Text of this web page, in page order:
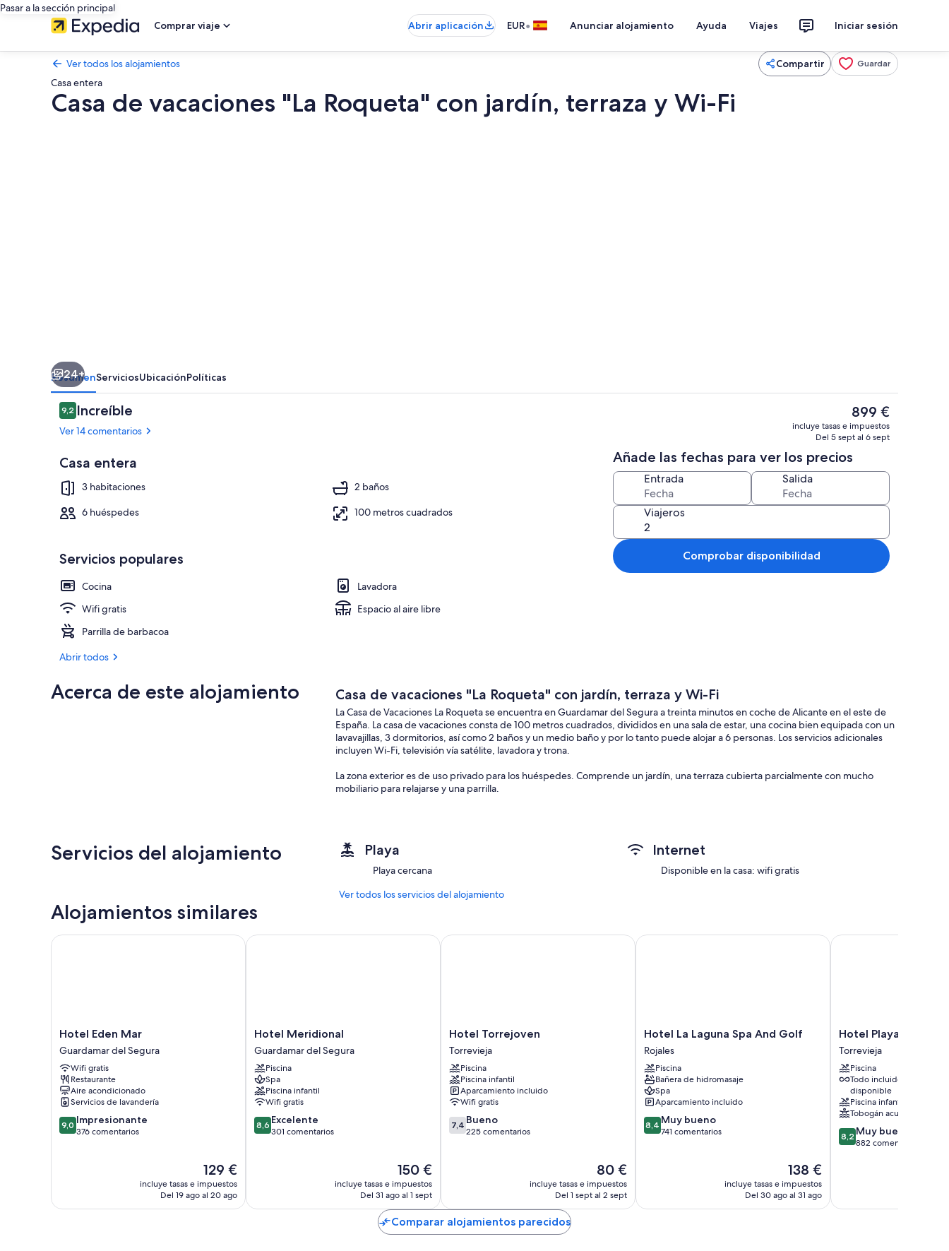
Pasar a la sección principal
Comprar viaje
Abrir aplicación EUR• Anunciar alojamiento Ayuda Viajes Iniciar sesión
Ver todos los alojamientos Compartir Guardar
Casa entera
Casa de vacaciones "La Roqueta" con jardín, terraza y Wi-Fi
terraza
y
Wi-
Fi
Ubicación cercana a la playa
Una televisión
24+
ResumenServiciosUbicaciónPolíticas
Comentarios
9,29,2 de 10
Increíble
Ver 14 comentarios
Casa entera
3 habitaciones
2 baños
6 huéspedes
100 metros cuadrados
Servicios populares
Cocina
Lavadora
Wifi gratis
Espacio al aire libre
Parrilla de barbacoa
Abrir todos
El
precio
actual
de
899 €
899 €
incluye tasas e impuestos
Del 5 sept al 6 sept
Añade las fechas para ver los precios
Entrada Salida
Viajeros
Comprobar disponibilidad
Acerca de este alojamiento Casa de vacaciones "La Roqueta" con jardín, terraza y Wi-Fi
La Casa de Vacaciones La Roqueta se encuentra en Guardamar del Segura a treinta minutos en coche de Alicante en el este de
España. La casa de vacaciones consta de 100 metros cuadrados, divididos en una sala de estar, una cocina bien equipada con un
lavavajillas, 3 dormitorios, así como 2 baños y un medio baño y por lo tanto puede alojar a 6 personas. Los servicios adicionales
incluyen Wi-Fi, televisión vía satélite, lavadora y trona.
La zona exterior es de uso privado para los huéspedes. Comprende un jardín, una terraza cubierta parcialmente con mucho
mobiliario para relajarse y una parrilla.
minutos en coche (30 km), mientras que el aeropuerto de Murcia está a 35 minutos en coche (40 km).
Hay aparcamiento en la calle.
Las sábanas y toallas están disponibles bajo petición y por un coste adicional.
Servicios del alojamiento Playa
Playa cercana
Internet
Disponible en la casa: wifi gratis
Ver todos los servicios del alojamiento
Alojamientos similares
Hotel
Eden
Mar
Guardamar
del
Segura
Hotel Eden Mar
Guardamar del Segura
Wifi gratis
Restaurante
Aire acondicionado
Servicios de lavandería
9.0
sobre
9,0 Impresionante
376 comentarios
El
precio
actual
129 €
incluye tasas e impuestos
Del 19 ago al 20 ago
Hotel Eden Mar
Hotel
Meridional
Guardamar
del
Segura
Hotel Meridional
Guardamar del Segura
Piscina
Spa
Piscina infantil
Wifi gratis
8.6
sobre
8,6 Excelente
301 comentarios
El
precio
actual
de
150 €
150 €
incluye tasas e impuestos
Del 31 ago al 1 sept
Hotel Meridional
Hotel
Torrejoven
Torrevieja
Hotel Torrejoven
Torrevieja
Piscina
Piscina infantil
Aparcamiento incluido
Wifi gratis
7.4
sobre
7,4 Bueno
225 comentarios
El
precio
actual
80 €
incluye tasas e impuestos
Del 1 sept al 2 sept
Hotel Torrejoven
Hotel
La
Laguna
Spa
And
Golf
Rojales
Hotel La Laguna Spa And Golf
Rojales
Piscina
Bañera de hidromasaje
Spa
Aparcamiento incluido
8.4
sobre
8,4 Muy bueno
741 comentarios
El
precio
actual
138 €
incluye tasas e impuestos
Del 30 ago al 31 ago
Hotel La Laguna Spa And Golf
Hotel
Playas
de
Torrevieja
Torrevieja
Hotel Playas de
Torrevieja
Piscina
Todo incluido
disponible
Piscina infantil
Tobogán acuático
8.2
sobre
8,2 Muy bueno
882 comentarios
Hotel Playas de
Comparar alojamientos parecidos